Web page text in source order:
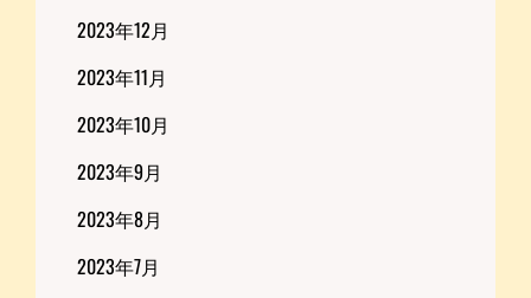
2023年12月
2023年11月
2023年10月
2023年9月
2023年8月
2023年7月